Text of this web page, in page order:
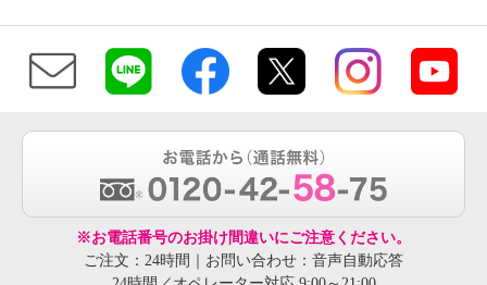
※お電話番号のお掛け間違いにご注意ください。
ご注文：24時間｜お問い合わせ：音声自動応答